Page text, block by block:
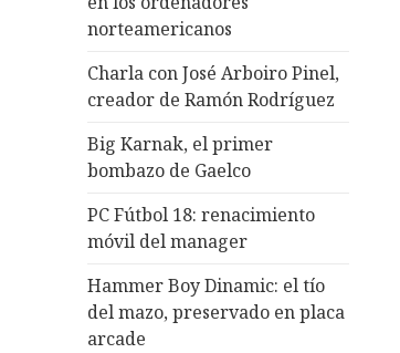
norteamericanos
Charla con José Arboiro Pinel,
creador de Ramón Rodríguez
Big Karnak, el primer
bombazo de Gaelco
PC Fútbol 18: renacimiento
móvil del manager
Hammer Boy Dinamic: el tío
del mazo, preservado en placa
arcade